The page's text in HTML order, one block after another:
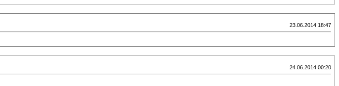
23.06.2014 18:47
24.06.2014 00:20